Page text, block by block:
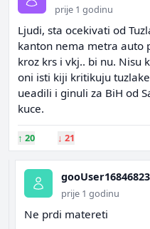
prije 1 godinu
Ljudi, sta ocekivati od
kanton nema metra auto
kroz krs i vkj.. bi nu. Nisu
oni isti kiji kritikuju
ueadili i ginuli za BiH od
kuce.
↑ 20 ↓ 21
prije 1 godinu
Ne prdi matereti